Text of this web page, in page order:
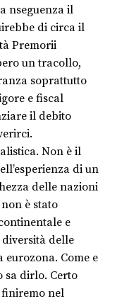
nseguenza il
di circa il
Premorii
un tracollo,
soprattutto
e fiscal
il debito
Non è il
di un
delle nazioni
è stato
e
delle
Come e
sa dirlo. Certo
finiremo nel